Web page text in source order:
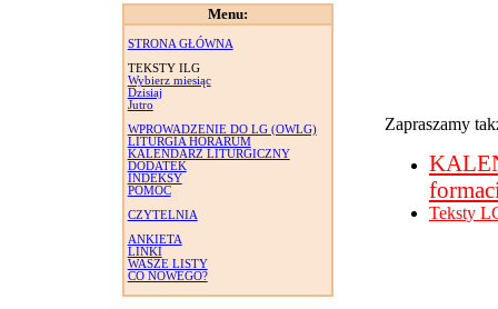
Menu:
STRONA GŁÓWNA
TEKSTY ILG
Wybierz miesiąc
Dzisiaj
Jutro
WPROWADZENIE DO LG (OWLG)
LITURGIA HORARUM
KALENDARZ LITURGICZNY
DODATEK
INDEKSY
POMOC
CZYTELNIA
ANKIETA
LINKI
WASZE LISTY
CO NOWEGO?
Zapraszamy
Teksty